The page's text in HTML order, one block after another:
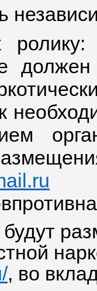
будут
, во